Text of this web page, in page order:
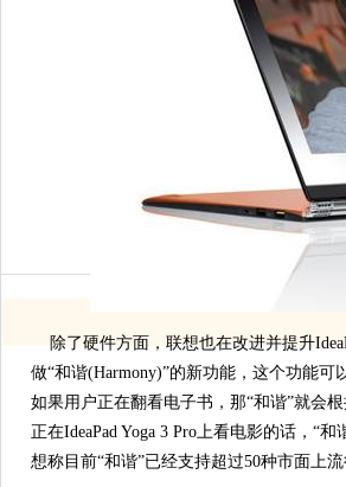
除了硬件方面，联想也在改进并提升
做“和谐(Harmony)”的新功能，这个功能
如果用户正在翻看电子书，那“和谐”就会
正在IdeaPad Yoga 3 Pro上看电影的话，“
想称目前“和谐”已经支持超过50种市面上流